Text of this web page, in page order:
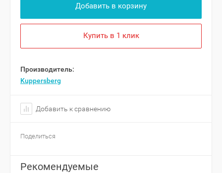
Добавить в корзину
Купить в 1 клик
Производитель:
Kuppersberg
Добавить к сравнению
Поделиться
Рекомендуемые